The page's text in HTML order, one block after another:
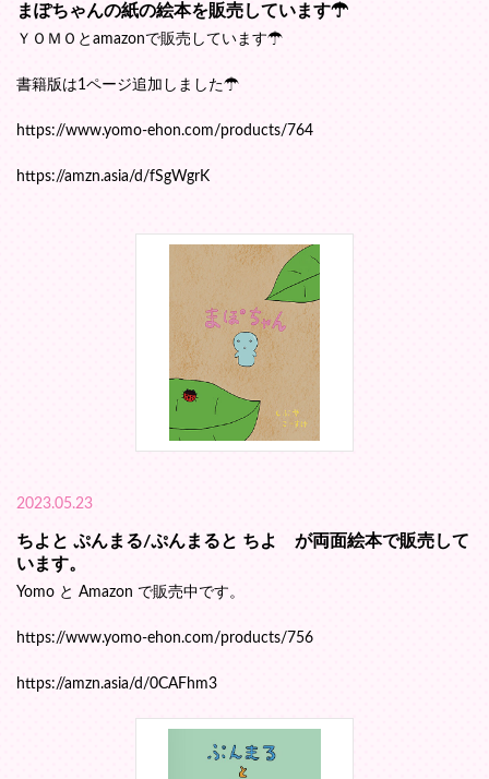
まぽちゃんの紙の絵本を販売しています☂
ＹＯＭＯとamazonで販売しています☂
書籍版は1ページ追加しました☂
https://www.yomo-ehon.com/products/764
https://amzn.asia/d/fSgWgrK
2023.05.23
ちよと ぷんまる/ぷんまると ちよ が両面絵本で販売して
います。
Yomo と Amazon で販売中です。
https://www.yomo-ehon.com/products/756
https://amzn.asia/d/0CAFhm3